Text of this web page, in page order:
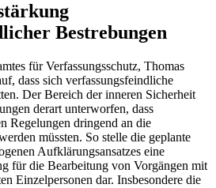
Bestrebungen
für Verfassungsschutz, Thomas
dass sich verfassungsfeindliche
Der Bereich der inneren Sicherheit
derart unterworfen, dass
Regelungen dringend an die
müssten. So stelle die geplante
Aufklärungsansatzes eine
für die Bearbeitung von Vorgängen mit
Einzelpersonen dar. Insbesondere die